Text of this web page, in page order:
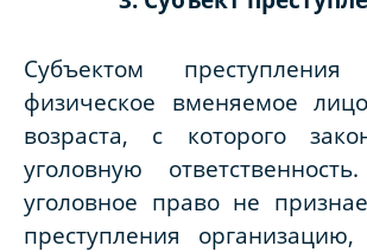
Субъектом преступления
физическое вменяемое
возраста, с которого
уголовную
уголовное право не
преступления